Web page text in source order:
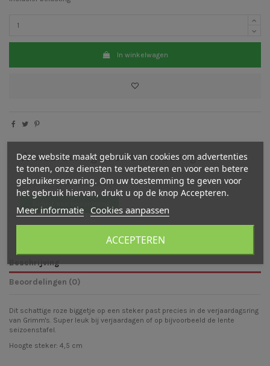
In winkelwagen
Waarderingen en beoordelingen
Er zijn nog geen beoordelingen
Beschrijving
Beoordelingen (0)
Dit schattige roze biggetje op een steker past precies in de verjaardagsring
van Grimm's. Super leuk bij verjaardagen of op bijvoorbeeld de lente
seizoenstafel.
Hoogte steker: 4,5 cm
Deze website maakt gebruik van cookies om advertenties
te tonen, onze diensten te verbeteren en voor een betere
gebruikerservaring. Om uw toestemming te geven voor
het gebruik hiervan, drukt u op de knop Accepteren.
Meer informatie Cookies aanpassen
ACCEPTEREN